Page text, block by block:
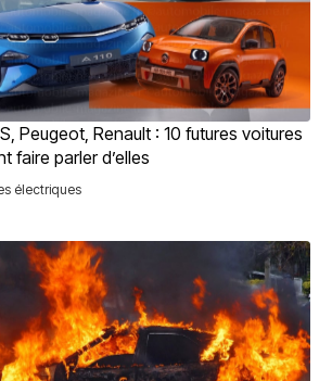
Peugeot, Renault : 10 futures voitures
faire parler d’elles
électriques